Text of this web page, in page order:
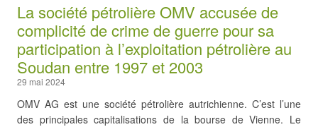
La société pétrolière OMV accusée de
complicité de crime de guerre pour sa
participation à l’exploitation pétrolière au
Soudan entre 1997 et 2003
29 mai 2024
OMV AG est une société pétrolière autrichienne. C’est l’une
des principales capitalisations de la bourse de Vienne. Le